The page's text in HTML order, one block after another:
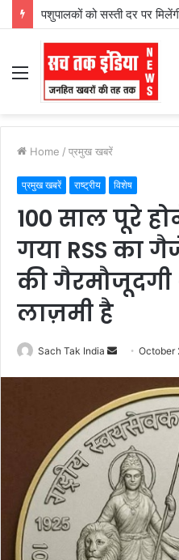
पशुपालकों को सस्ती दर पर
Menu
Home / प्रमुख खबरें
प्रमुख खबरें राष्ट्रीय विशेष
100 साल पूरे
गया RSS का
की
लाज़मी है
Sach Tak India
Send
email
October